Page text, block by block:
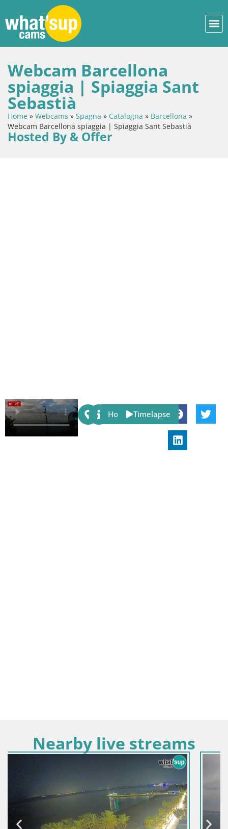
Webcam Barcellona
spiaggia | Spiaggia Sant
Sebastià
Home » Webcams » Spagna » Catalogna » Barcellona »
Webcam Barcellona spiaggia | Spiaggia Sant Sebastià
Hosted By & Offer
Share:
Host Timelapse
Nearby live streams